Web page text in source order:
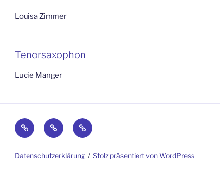
Louisa Zimmer
Tenorsaxophon
Lucie Manger
ImpressumKontakt Datenschutzerklärung
Datenschutzerklärung Stolz präsentiert von WordPress